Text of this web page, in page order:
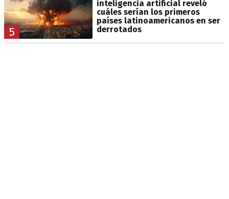
5
inteligencia artificial reveló
cuáles serían los primeros
países latinoamericanos en ser
derrotados